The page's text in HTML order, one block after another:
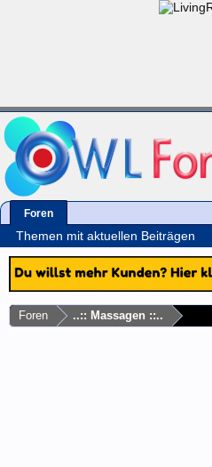
Foren ..:: Massagen ::..
Foren
Themen mit aktuellen Beiträgen